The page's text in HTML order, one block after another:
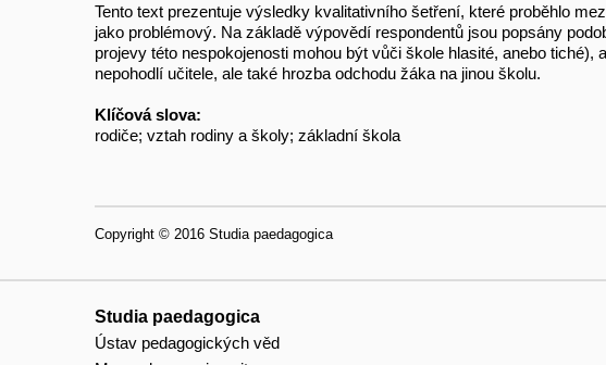
Tento text prezentuje výsledky kvalitativního šetření, které proběhlo
jako problémový. Na základě výpovědí respondentů jsou popsány
projevy této nespokojenosti mohou být vůči škole hlasité, anebo
nepohodlí učitele, ale také hrozba odchodu žáka na jinou školu.
Klíčová slova:
rodiče; vztah rodiny a školy; základní škola
Copyright © 2016 Studia paedagogica
Studia paedagogica
Ústav pedagogických věd